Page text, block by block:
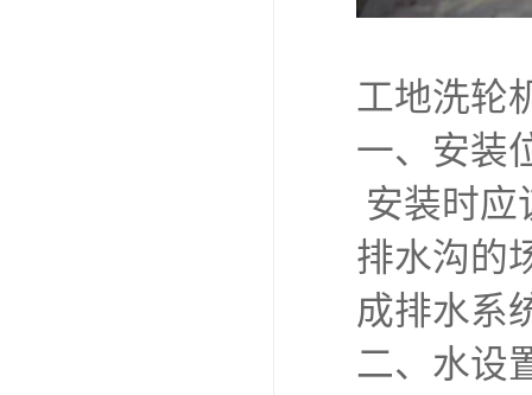
工地洗轮
一、安装
安装时应
排水沟的
成排水系
二、水设